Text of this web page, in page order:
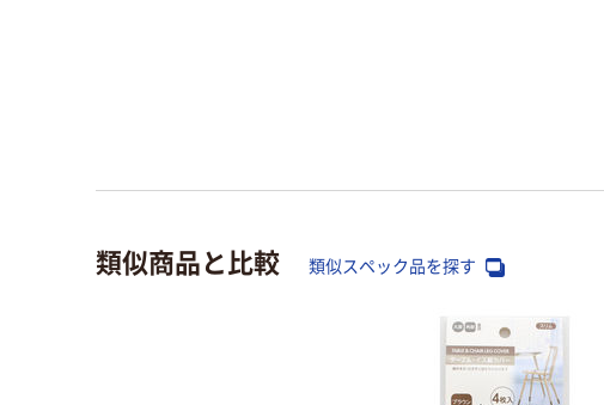
類似商品と比較 類似スペック品を探す